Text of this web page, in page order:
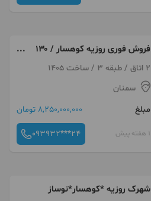
فروش فوری روزیه کوهسار / ۱۳۰
متر / خوش نقشه/مالکم
2 اتاق / طبقه 3 / ساخت 1405
سمنان
مبلغ
8,250,000,000 تومان
1 هفته پیش 093932***24
شهرک روزیه *کوهسار*نوساز